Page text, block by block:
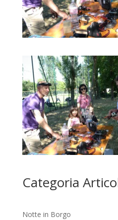
Categoria
Notte in Borgo